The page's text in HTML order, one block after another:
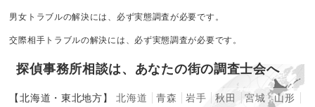
男女トラブルの解決には、必ず実態調査が必要です。
交際相手トラブルの解決には、必ず実態調査が必要です。
探偵事務所相談は、あなたの街の調査士会へ
【北海道・東北地方】 北海道 青森 岩手 秋田 宮城
山形